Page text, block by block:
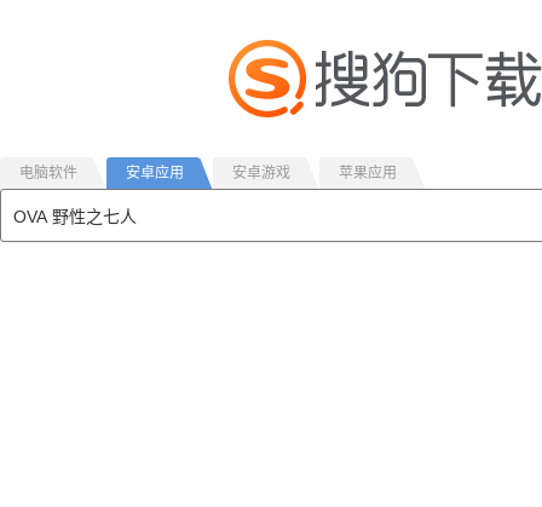
电脑软件 安卓应用 安卓游戏 苹果应用